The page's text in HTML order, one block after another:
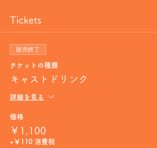
Tickets
販売終了
チケットの種類
キャストドリンク
詳細を見る
価格
￥1,100
+￥110 消費税